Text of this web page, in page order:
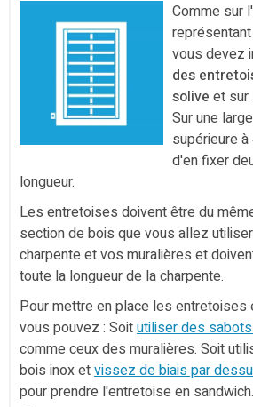
Comme sur
vous devez
des
solive et sur
Sur une
supérieure
d'en fixer
longueur.
Les entretoises doivent être du
section de bois que vous allez
charpente et vos muralières et
toute la longueur de la charpente.
Pour mettre en place les
vous pouvez : Soitutiliser des
comme ceux des muralières. Soit
bois inox etvissez de biais par
pour prendre l'entretoise en sandwich.